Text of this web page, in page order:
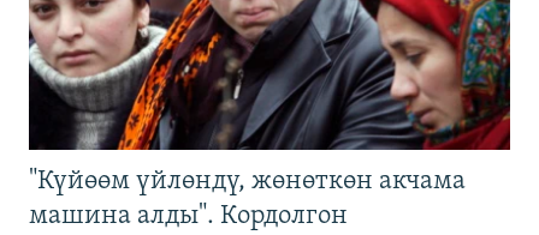
"Күйөөм үйлөндү, жөнөткөн акчама
машина алды". Кордолгон